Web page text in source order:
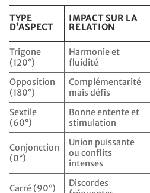
TYPE
D’ASPECT
IMPACT SUR LA
RELATION
Trigone
(120°)
Harmonie et
fluidité
Opposition
(180°)
Complémentarité
mais défis
Sextile
(60°)
Bonne entente et
stimulation
Conjonction
(0°)
Union puissante
ou conflits
intenses
Carré (90°)
Discordes